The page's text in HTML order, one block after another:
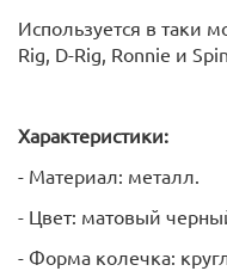
Используется в таки
Rig, D-Rig, Ronnie и
Характеристики:
- Материал: металл.
- Цвет: матовый
- Форма колечка: